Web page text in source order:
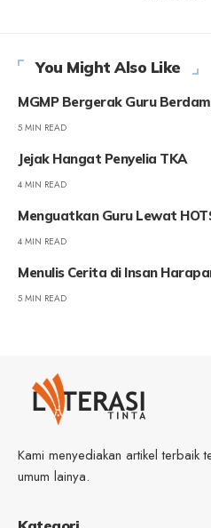
You Might Also Like
MGMP Bergerak Guru
5 MIN READ
Jejak Hangat Penyelia TKA
4 MIN READ
Menguatkan Guru Lewat
4 MIN READ
Menulis Cerita di Insan
5 MIN READ
Kami menyediakan artikel terbaik
umum lainya.